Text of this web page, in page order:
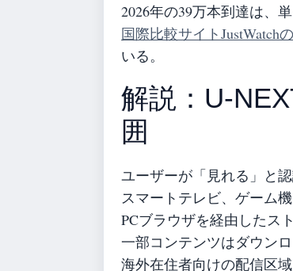
2026年の39万本到達は、
国際比較サイトJustWatch
いる。
解説：U-
囲
ユーザーが「見れる」と
スマートテレビ、ゲーム
PCブラウザを経由したス
一部コンテンツはダウン
海外在住者向けの配信区